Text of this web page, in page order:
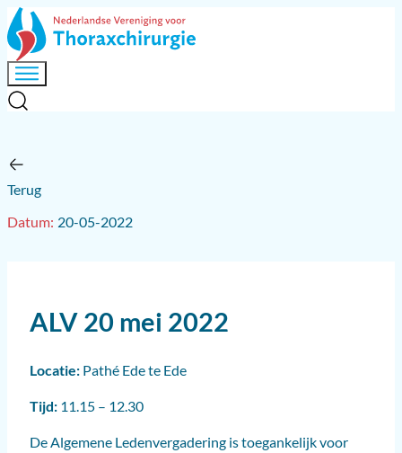
Terug
20-05-2022
ALV 20 mei 2022
Locatie:Pathé Ede te Ede
Tijd: 11.15 – 12.30
De Algemene Ledenvergadering is toegankelijk voor